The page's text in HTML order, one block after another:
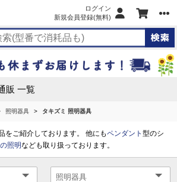
ログイン
新規会員登録(無料)
販 一覧
照明器具 タキズミ 照明器具
をご紹介しております。 他にもペンダント 型のシ
照明なども取り扱っております。